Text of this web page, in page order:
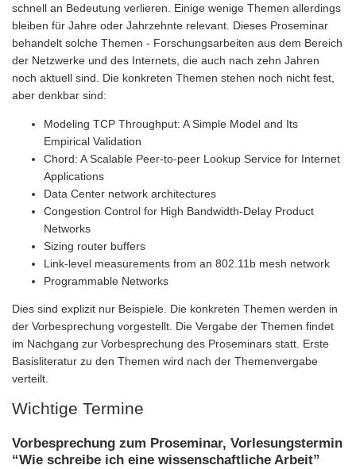
schnell an Bedeutung verlieren. Einige wenige Themen allerdings
bleiben für Jahre oder Jahrzehnte relevant. Dieses Proseminar
behandelt solche Themen - Forschungsarbeiten aus dem Bereich
der Netzwerke und des Internets, die auch nach zehn Jahren
noch aktuell sind. Die konkreten Themen stehen noch nicht fest,
aber denkbar sind:
Modeling TCP Throughput: A Simple Model and Its
Empirical Validation
Chord: A Scalable Peer-to-peer Lookup Service for Internet
Applications
Data Center network architectures
Congestion Control for High Bandwidth-Delay Product
Networks
Sizing router buffers
Link-level measurements from an 802.11b mesh network
Programmable Networks
Dies sind explizit nur Beispiele. Die konkreten Themen werden in
der Vorbesprechung vorgestellt. Die Vergabe der Themen findet
im Nachgang zur Vorbesprechung des Proseminars statt. Erste
Basisliteratur zu den Themen wird nach der Themenvergabe
verteilt.
Wichtige Termine
Vorbesprechung zum Proseminar, Vorlesungstermin
“Wie schreibe ich eine wissenschaftliche Arbeit”